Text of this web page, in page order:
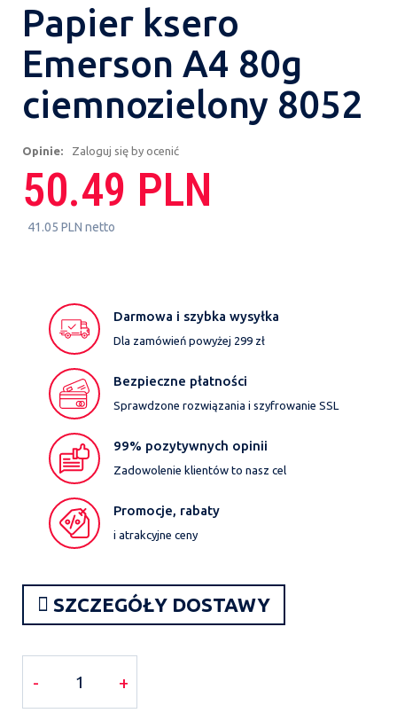
Papier ksero
Emerson A4 80g
ciemnozielony 8052
Opinie: Zaloguj się by ocenić
50.49 PLN
41.05 PLN netto
Darmowa i szybka wysyłka
Dla zamówień powyżej 299 zł
Bezpieczne płatności
Sprawdzone rozwiązania i szyfrowanie SSL
99% pozytywnych opinii
Zadowolenie klientów to nasz cel
Promocje, rabaty
i atrakcyjne ceny
SZCZEGÓŁY DOSTAWY
- +